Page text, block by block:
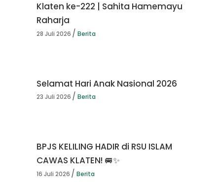
Klaten ke-222 | Sahita Hamemayu
Raharja
28 Juli 2026 Berita
Selamat Hari Anak Nasional 2026
23 Juli 2026 Berita
BPJS KELILING HADIR di RSU ISLAM
CAWAS KLATEN! 🚐✨
16 Juli 2026 Berita